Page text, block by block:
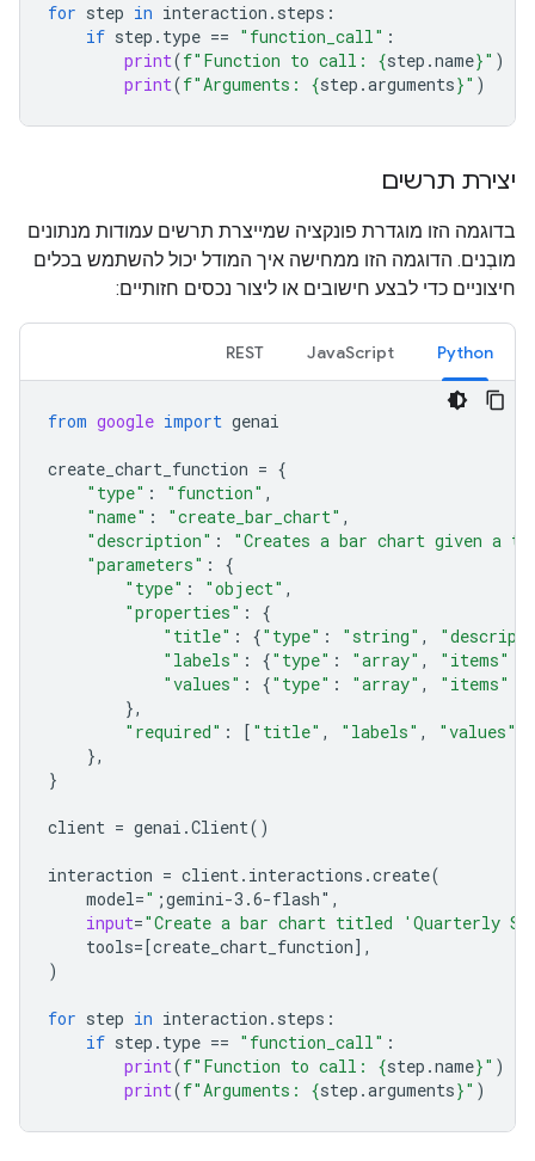
for step in interaction . steps :
if step . type == "function_call" :
print(f"Function to call: {step .name}" )
print(f"Arguments: {step .arguments}" )
יצירת תרשים
בדוגמה הזו מוגדרת פונקציה שמייצרת תרשים עמודות מנתונים
מובְנים. הדוגמה הזו ממחישה איך המודל יכול להשתמש בכלים
חיצוניים כדי לבצע חישובים או ליצור נכסים חזותיים:
Python
JavaScript
REST
from google import genai
create_chart_function = {
"type" : "function" ,
"name" : "create_bar_chart" ,
"description" :
"Creates a bar chart given a
"parameters" :
{
"type" : "object" ,
"properties" :
{
"title" : {"type" : "string" ,
"labels" : {"type" : "array" , "items"
"values" : {"type" : "array" , "items"
},
"required" : [ "title" , "labels" , "values"
},
}
client = genai .Client()
interaction = client. interactions .create(
model=" ;gemini-3.6-flash" ,
input="Create a bar chart titled 'Quarterly
tools=[create_chart_function],
)
for step in interaction . steps :
if step . type == "function_call" :
print(f"Function to call: {step .name}" )
print(f"Arguments: {step .arguments}" )